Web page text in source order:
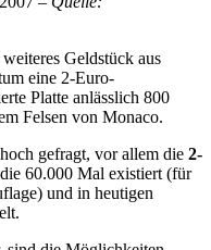
Geldstück aus
eine 2-Euro-
Platte anlässlich 800
Felsen von Monaco.
gefragt, vor allem die 2-
60.000 Mal existiert (für
und in heutigen